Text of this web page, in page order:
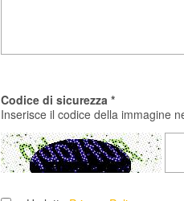
Codice di sicurezza *
Inserisce il codice della immagine